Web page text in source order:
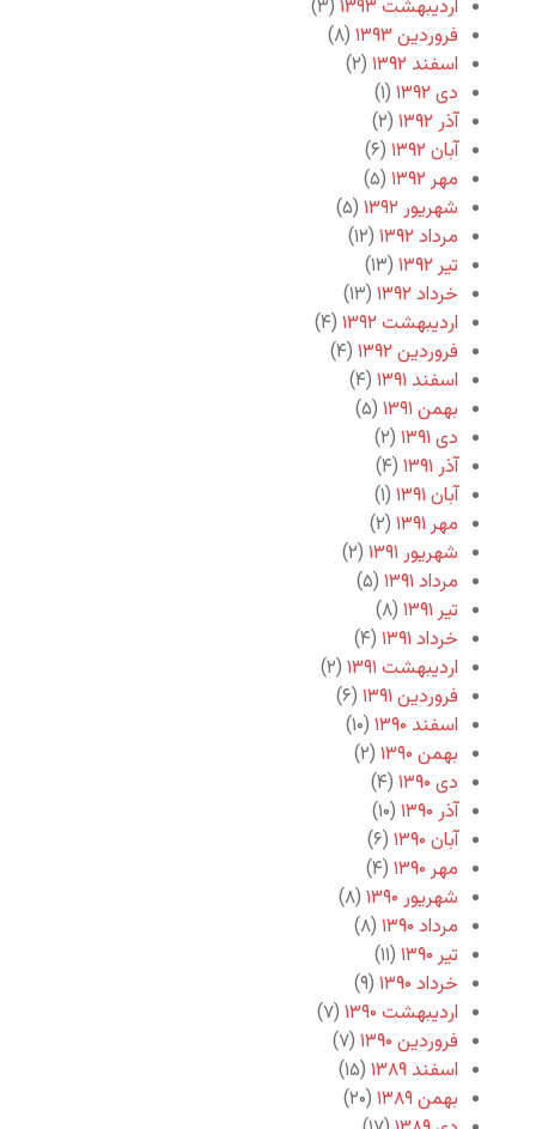
اردیبهشت ۱۳۹۳
(۳)
فروردین ۱۳۹۳
(۸)
اسفند ۱۳۹۲
(۲)
دی ۱۳۹۲
(۱)
آذر ۱۳۹۲
(۲)
آبان ۱۳۹۲
(۶)
مهر ۱۳۹۲
(۵)
شهریور ۱۳۹۲
(۵)
مرداد ۱۳۹۲
(۱۲)
تیر ۱۳۹۲
(۱۳)
خرداد ۱۳۹۲
(۱۳)
اردیبهشت ۱۳۹۲
(۴)
فروردین ۱۳۹۲
(۴)
اسفند ۱۳۹۱
(۴)
بهمن ۱۳۹۱
(۵)
دی ۱۳۹۱
(۲)
آذر ۱۳۹۱
(۴)
آبان ۱۳۹۱
(۱)
مهر ۱۳۹۱
(۲)
شهریور ۱۳۹۱
(۲)
مرداد ۱۳۹۱
(۵)
تیر ۱۳۹۱
(۸)
خرداد ۱۳۹۱
(۴)
اردیبهشت ۱۳۹۱
(۲)
فروردین ۱۳۹۱
(۶)
اسفند ۱۳۹۰
(۱۰)
بهمن ۱۳۹۰
(۲)
دی ۱۳۹۰
(۴)
آذر ۱۳۹۰
(۱۰)
آبان ۱۳۹۰
(۶)
مهر ۱۳۹۰
(۴)
شهریور ۱۳۹۰
(۸)
مرداد ۱۳۹۰
(۸)
تیر ۱۳۹۰
(۱۱)
خرداد ۱۳۹۰
(۹)
اردیبهشت ۱۳۹۰
(۷)
فروردین ۱۳۹۰
(۷)
اسفند ۱۳۸۹
(۱۵)
بهمن ۱۳۸۹
(۲۰)